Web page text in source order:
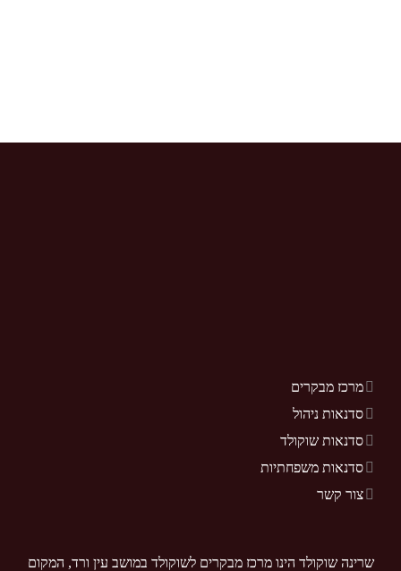
מרכז מבקרים
סדנאות ניהול
סדנאות שוקולד
סדנאות משפחתיות
צור קשר
שרינה שוקולד הינו מרכז מבקרים לשוקולד במושב עין ורד, המקום